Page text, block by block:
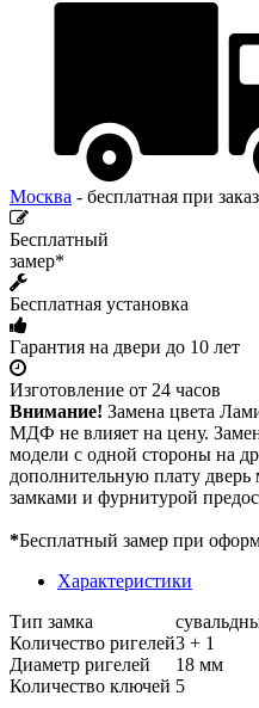
Москва - бесплатная при
Бесплатный
замер*
Бесплатная установка
Гарантия на двери до 10 лет
Изготовление от 24 часов
Внимание! Замена цвета
МДФ не влияет на цену.
модели с одной стороны на
дополнительную плату
замками и фурнитурой
*Бесплатный замер при
Характеристики
Тип замка
Количество ригелей3 + 1
Диаметр ригелей
18 мм
Количество ключей 5